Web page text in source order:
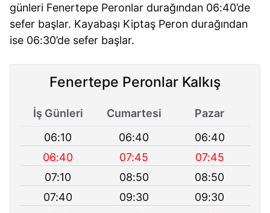
günleri Fenertepe Peronlar durağından 06:40’de
sefer başlar. Kayabaşı Kiptaş Peron durağından
ise 06:30’de sefer başlar.
Fenertepe Peronlar Kalkış
İş Günleri Cumartesi
Pazar
06:10
06:40
06:40
06:40
07:45
07:45
07:10
08:50
08:50
07:40
09:30
09:30